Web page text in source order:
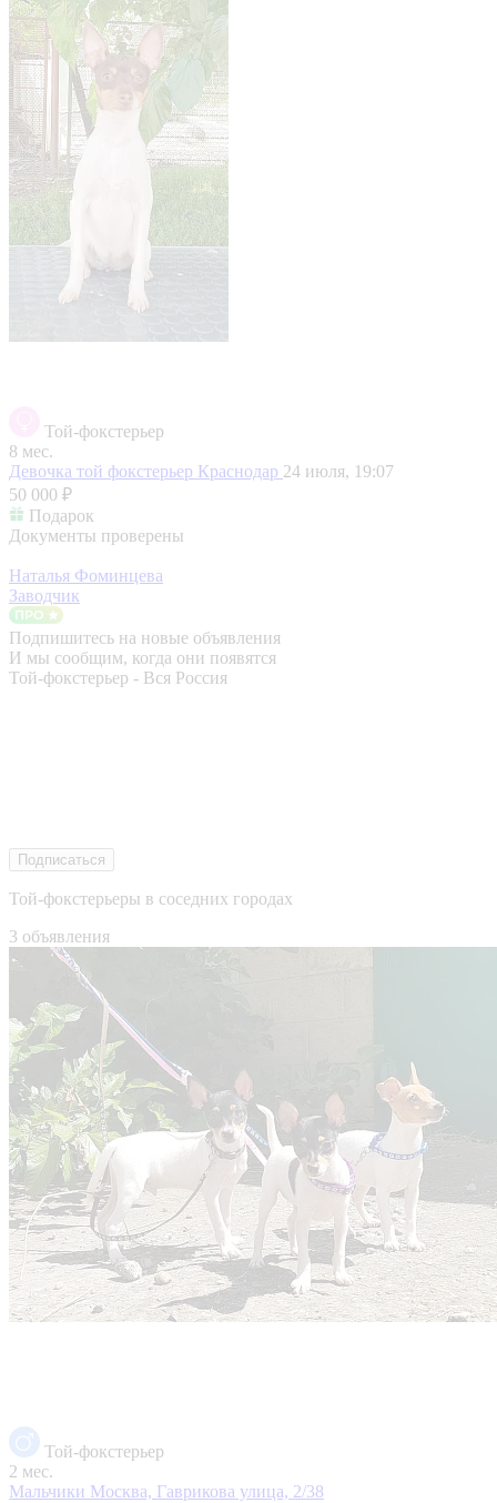
Той-фокстерьер
8 мес.
Девочка той фокстерьер Краснодар 24 июля, 19:07
50 000 ₽
Подарок
Документы проверены
Наталья Фоминцева
Заводчик
Подпишитесь на новые объявления
И мы сообщим, когда они появятся
Той-фокстерьер - Вся Россия
Подписаться
Той-фокстерьеры в соседних городах
3 объявления
Той-фокстерьер
2 мес.
Мальчики Москва, Гаврикова улица, 2/38